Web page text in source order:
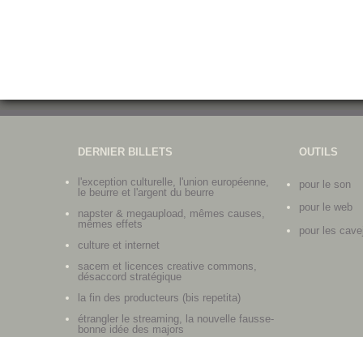
DERNIER BILLETS
l'exception culturelle, l'union européenne,
le beurre et l'argent du beurre
napster & megaupload, mêmes causes,
mêmes effets
culture et internet
sacem et licences creative commons,
désaccord stratégique
la fin des producteurs (bis repetita)
étrangler le streaming, la nouvelle fausse-
bonne idée des majors
OUTILS
pour le son
pour le web
pour les